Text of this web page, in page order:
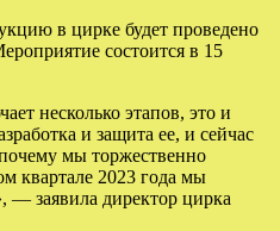
в цирке будет проведено
состоится в 15
несколько этапов, это и
и защита ее, и сейчас
мы торжественно
квартале 2023 года мы
— заявила директор цирка